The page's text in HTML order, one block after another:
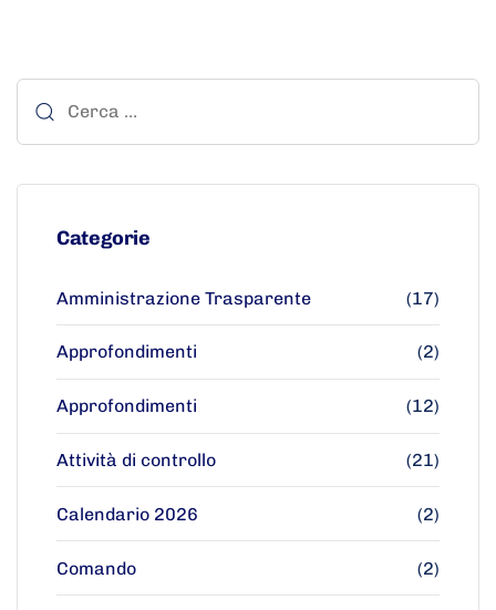
Categorie
Amministrazione Trasparente (17)
Approfondimenti (2)
Approfondimenti (12)
Attività di controllo (21)
Calendario 2026 (2)
Comando (2)